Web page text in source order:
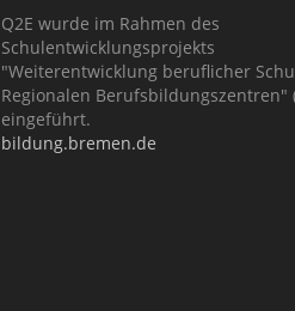
Q2E wurde im Rahmen des
Schulentwicklungsprojekts
"Weiterentwicklung beruflicher
Regionalen Berufsbildungszentren"
eingeführt.
bildung.bremen.de